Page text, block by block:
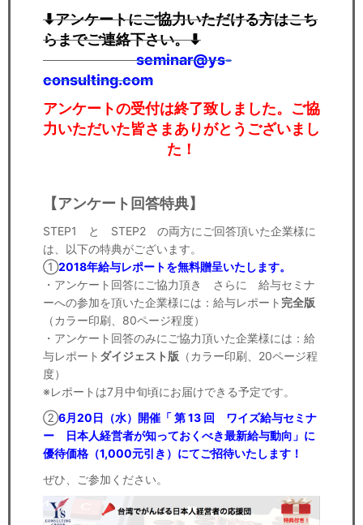
⬇アンケートにご協力いただける方はこち
らまでご連絡下さい。⬇
seminar@ys-
consulting.com
アンケートの受付は終了致しました。ご協
力いただいた皆さまありがとうございまし
た！
【アンケート回答特典】
STEP1 と STEP2 の両方にご回答頂いた企業様に
は、以下の特典がございます。
①2018年給与レポートを無料贈呈いたします。
・アンケート回答にご協力頂き さらに 給与セミナ
ーへの参加を頂いた企業様には：給与レポート 完全版
（カラー印刷、80ページ程度）
・アンケート回答のみにご協力頂いた企業様には：給
与レポート ダイジェスト版 （カラー印刷、20ページ程
度）
※レポートは7月中旬頃にお届けできる予定です。
②6月20日（水）開催「 第 13 回 ワイズ給与セミナ
ー 日本人経営者が知っておくべき最新給与動向」に
優待価格（1,000元引き）にてご招待いたします！
ぜひ、ご参加ください。